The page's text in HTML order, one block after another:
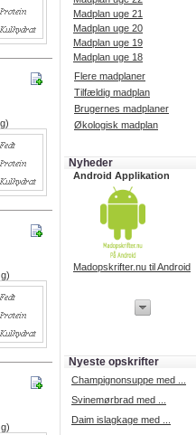
Madplan uge 21
Madplan uge 20
Madplan uge 19
Madplan uge 18
Flere madplaner
Tilfældig madplan
Brugernes madplaner
Økologisk madplan
Nyheder
Android Applikation
Madopskrifter.nu til Android
iPhone udvikling
Nyeste opskrifter
Champignonsuppe med ...
Svinemørbrad med ...
Daim islagkage med ...